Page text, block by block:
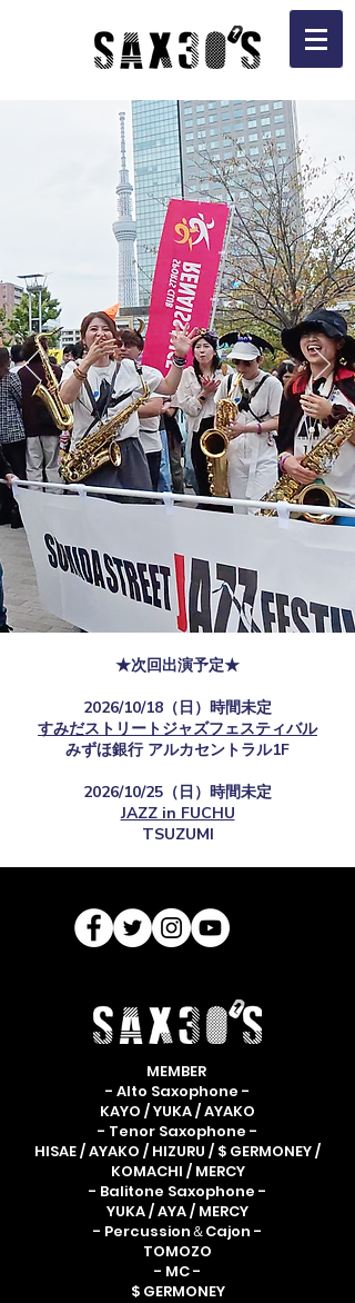
★次回出演予定★
2026/10/18（日）時間未定
すみだストリートジャズフェスティバル
​みずほ銀行 アルカセントラル1F
2026/10/25（日）時間未定
JAZZ in FUCHU
TSUZUMI
MEMBER
- Alto Saxophone -
KAYO / YUKA / AYAKO
- Tenor Saxophone -
HISAE / AYAKO / HIZURU / $ GERMONEY /
KOMACHI / MERCY
- Balitone Saxophone -
YUKA / AYA / MERCY
- Percussion＆Cajon -
TOMOZO
- MC -
$ GERMONEY